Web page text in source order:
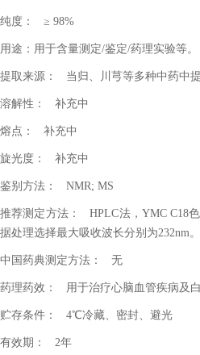
纯度： ≥ 98%
用途：用于含量测定/鉴定/药理实验等。
提取来源： 当归、川芎等多种中药中
溶解性： 补充中
熔点： 补充中
旋光度： 补充中
鉴别方法： NMR; MS
推荐测定方法： HPLC法， YMC C18
据处理选择最大吸收波长分别为232nm。
中国药典测定方法： 无
药理药效： 用于治疗心脑血管疾病及
贮存条件： 4℃冷藏、密封、避光
有效期： 2年